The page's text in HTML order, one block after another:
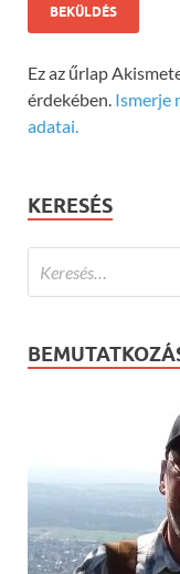
Ez az űrlap
érdekében. Ismerje
adatai.
KERESÉS